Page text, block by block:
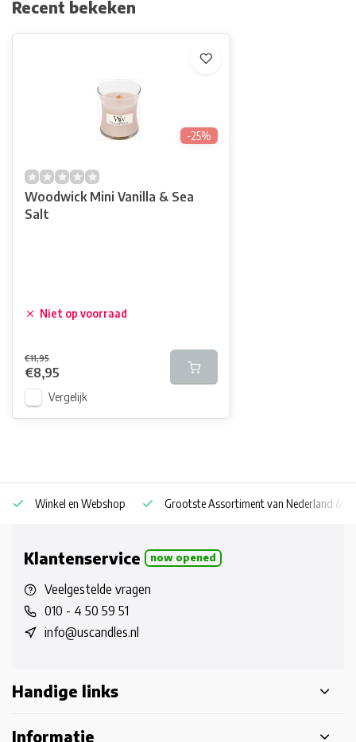
Recent bekeken
-25%
Woodwick Mini Vanilla & Sea
Salt
Niet op voorraad
€11,95
€8,95
Vergelijk
Winkel en Webshop Grootste Assortiment van Nederland &
Klantenservice now opened
Veelgestelde vragen
010 - 4 50 59 51
info@uscandles.nl
Handige links
Informatie